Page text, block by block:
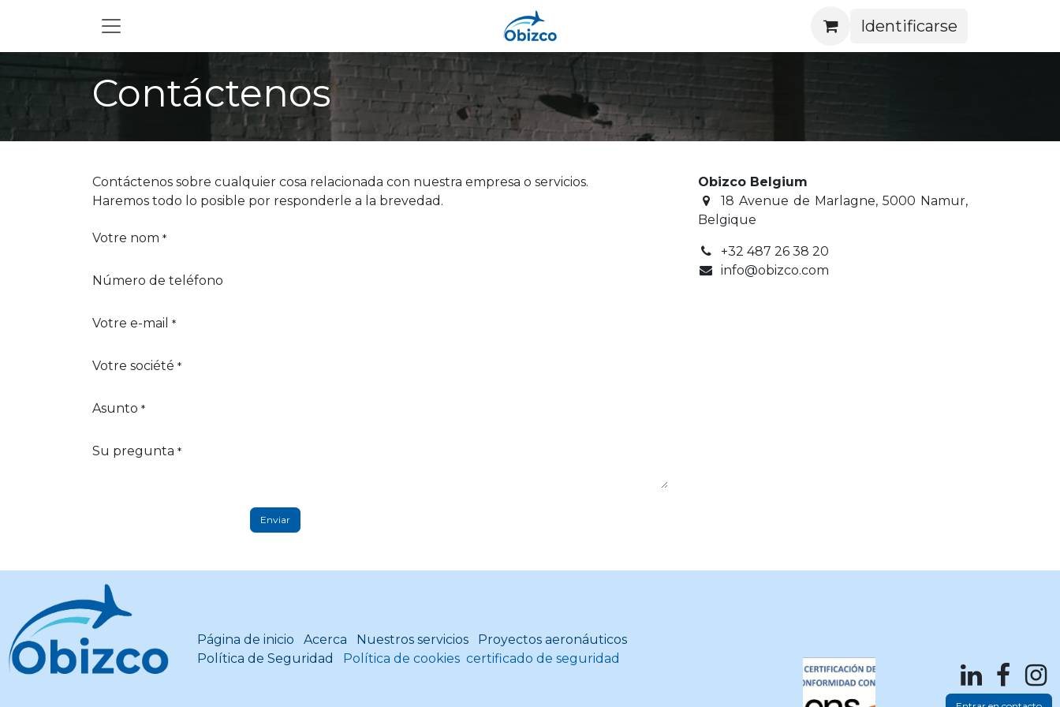
Identificarse
Contáctenos
Contáctenos sobre cualquier cosa relacionada con nuestra empresa o servicios.
Haremos todo lo posible por responderle a la brevedad.
Votre nom *
Número de teléfono
Votre e-mail *
Votre société *
Asunto *
Su pregunta *
Enviar
Obizco Belgium
​ 18 Avenue de Marlagne, 5000 Namur,
Belgique
+32 487 26 38 20
info@obizco.com
Página de inicio Acerca Nuestros servicios
Proyectos aeronáuticos
Política de Seguridad
Política de cookies certificado de seguridad